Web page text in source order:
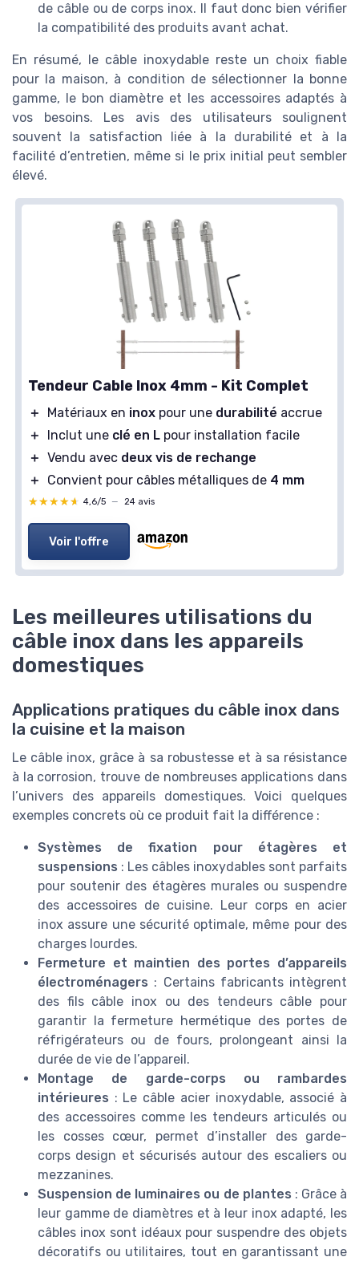
de câble ou de corps inox. Il faut donc bien vérifier
la compatibilité des produits avant achat.
En résumé, le câble inoxydable reste un choix fiable
pour la maison, à condition de sélectionner la bonne
gamme, le bon diamètre et les accessoires adaptés à
vos besoins. Les avis des utilisateurs soulignent
souvent la satisfaction liée à la durabilité et à la
facilité d’entretien, même si le prix initial peut sembler
élevé.
Tendeur Cable Inox 4mm - Kit Complet
＋ Matériaux en inox pour une durabilité accrue
＋
Inclut une clé en L pour installation facile
＋ Vendu avec deux vis de rechange
＋
Convient pour câbles métalliques de 4 mm
★★★★★
★★★★★ 4,6/5 — 24 avis
Voir l'offre
Les meilleures utilisations du
câble inox dans les appareils
domestiques
Applications pratiques du câble inox dans
la cuisine et la maison
Le câble inox, grâce à sa robustesse et à sa résistance
à la corrosion, trouve de nombreuses applications dans
l’univers des appareils domestiques. Voici quelques
exemples concrets où ce produit fait la différence :
Systèmes de fixation pour étagères et
suspensions : Les câbles inoxydables sont parfaits
pour soutenir des étagères murales ou suspendre
des accessoires de cuisine. Leur corps en acier
inox assure une sécurité optimale, même pour des
charges lourdes.
Fermeture et maintien des portes d’appareils
électroménagers : Certains fabricants intègrent
des fils câble inox ou des tendeurs câble pour
garantir la fermeture hermétique des portes de
réfrigérateurs ou de fours, prolongeant ainsi la
durée de vie de l’appareil.
Montage de garde-corps ou rambardes
intérieures : Le câble acier inoxydable, associé à
des accessoires comme les tendeurs articulés ou
les cosses cœur, permet d’installer des garde-
corps design et sécurisés autour des escaliers ou
mezzanines.
Suspension de luminaires ou de plantes : Grâce à
leur gamme de diamètres et à leur inox adapté, les
câbles inox sont idéaux pour suspendre des objets
décoratifs ou utilitaires, tout en garantissant une